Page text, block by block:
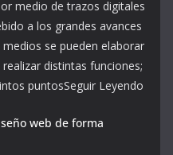
medio de trazos digitales
a los grandes avances
se pueden elaborar
distintas funciones;
puntosSeguir Leyendo
web de forma